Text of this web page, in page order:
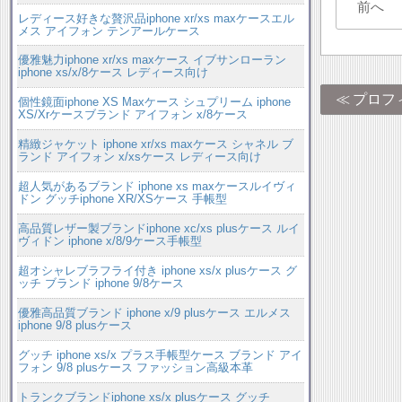
前へ
プロフ
レディース好きな贅沢品iphone xr/xs maxケースエル
メス アイフォン テンアールケース
優雅魅力iphone xr/xs maxケース イブサンローラン
iphone xs/x/8ケース レディース向け
個性鏡面iphone XS Maxケース シュプリーム iphone
XS/Xrケースブランド アイフォン x/8ケース
精緻ジャケット iphone xr/xs maxケース シャネル ブ
ランド アイフォン x/xsケース レディース向け
超人気があるブランド iphone xs maxケースルイヴィ
ドン グッチiphone XR/XSケース 手帳型
高品質レザー製ブランドiphone xc/xs plusケース ルイ
ヴィドン iphone x/8/9ケース手帳型
超オシャレブラフライ付き iphone xs/x plusケース グ
ッチ ブランド iphone 9/8ケース
優雅高品質ブランド iphone x/9 plusケース エルメス
iphone 9/8 plusケース
グッチ iphone xs/x プラス手帳型ケース ブランド アイ
フォン 9/8 plusケース ファッション高級本革
トランクブランドiphone xs/x plusケース グッチ